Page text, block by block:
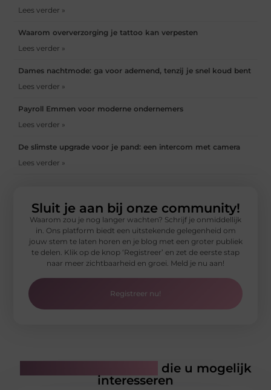
Lees verder »
Waarom oververzorging je tattoo kan verpesten
Lees verder »
Dames nachtmode: ga voor ademend, tenzij je snel koud bent
Lees verder »
Payroll Emmen voor moderne ondernemers
Lees verder »
De slimste upgrade voor je pand: een intercom met camera
Lees verder »
Sluit je aan bij onze community!
Waarom zou je nog langer wachten? Schrijf je onmiddellijk
in. Ons platform biedt een uitstekende gelegenheid om
jouw stem te laten horen en je blog met een groter publiek
te delen. Klik op de knop ‘Registreer’ en zet de eerste stap
naar meer zichtbaarheid en groei. Meld je nu aan!
Registreer nu!
die u mogelijk
interesseren